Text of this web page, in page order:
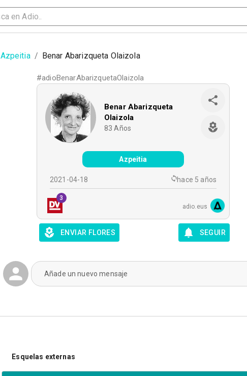
Azpeitia / Benar Abarizqueta Olaizola
#adioBenarAbarizquetaOlaizola
Benar Abarizqueta
Olaizola
83 Años
Azpeitia
2021-04-18 hace 5 años
3
adio.eus
ENVIAR FLORES SEGUIR
Añade un nuevo mensaje
Esquelas externas